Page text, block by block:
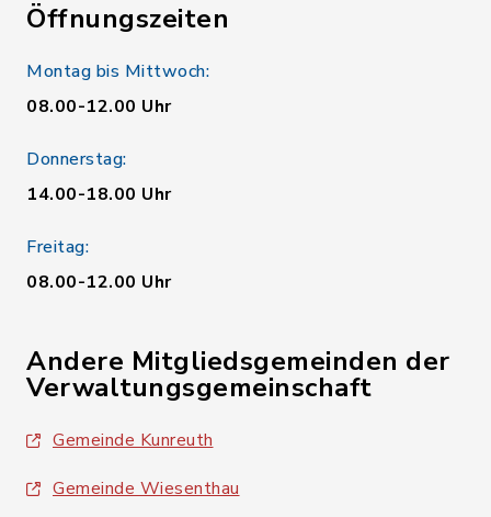
Öffnungszeiten
Montag bis Mittwoch:
08.00-12.00 Uhr
Donnerstag:
14.00-18.00 Uhr
Freitag:
08.00-12.00 Uhr
Andere Mitgliedsgemeinden der
Verwaltungsgemeinschaft
Gemeinde Kunreuth
Gemeinde Wiesenthau